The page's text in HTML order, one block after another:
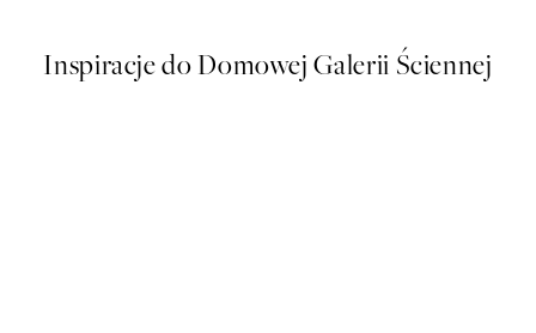
Inspiracje do Domowej Galerii Ściennej